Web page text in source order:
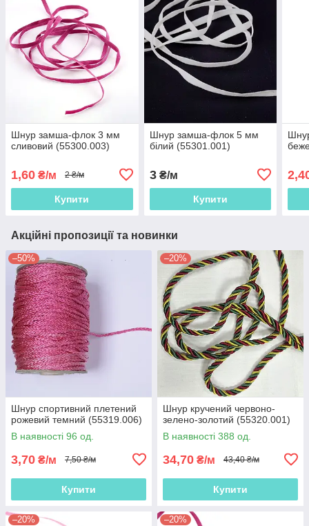
Шнур замша-флок 3 мм
сливовий (55300.003)
1,60 ₴/м 2 ₴/м
Купити
Шнур замша-флок 5 мм
білий (55301.001)
3₴/м
Купити
Акційні пропозиції та новинки
–50%
Шнур спортивний плетений
рожевий темний (55319.006)
В наявності 96 од.
3,70 ₴/м 7,50 ₴/м
Купити
–20%
Шнур кручений червоно-
зелено-золотий (55320.001)
В наявності 388 од.
34,70 ₴/м 43,40 ₴/м
Купити
–20% –20%